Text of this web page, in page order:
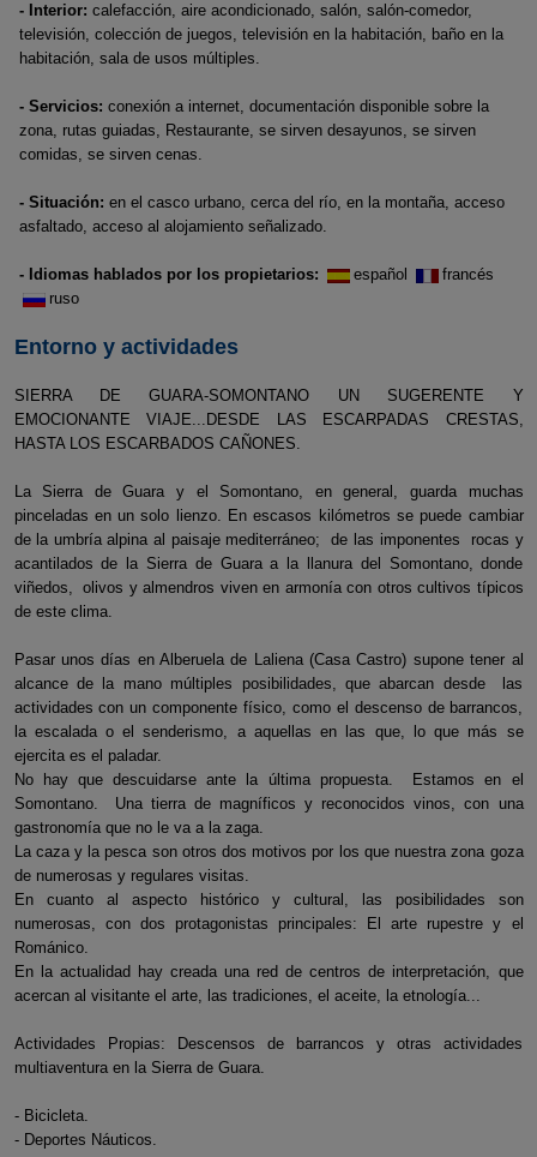
- Interior: calefacción, aire acondicionado, salón, salón-comedor,
televisión, colección de juegos, televisión en la habitación, baño en la
habitación, sala de usos múltiples.
- Servicios: conexión a internet, documentación disponible sobre la
zona, rutas guiadas, Restaurante, se sirven desayunos, se sirven
comidas, se sirven cenas.
- Situación: en el casco urbano, cerca del río, en la montaña, acceso
asfaltado, acceso al alojamiento señalizado.
- Idiomas hablados por los propietarios: español
francés
ruso
Entorno y actividades
SIERRA DE GUARA-SOMONTANO UN SUGERENTE Y
EMOCIONANTE VIAJE...DESDE LAS ESCARPADAS CRESTAS,
HASTA LOS ESCARBADOS CAÑONES.
La Sierra de Guara y el Somontano, en general, guarda muchas
pinceladas en un solo lienzo. En escasos kilómetros se puede cambiar
de la umbría alpina al paisaje mediterráneo; de las imponentes rocas y
acantilados de la Sierra de Guara a la llanura del Somontano, donde
viñedos, olivos y almendros viven en armonía con otros cultivos típicos
de este clima.
Pasar unos días en Alberuela de Laliena (Casa Castro) supone tener al
alcance de la mano múltiples posibilidades, que abarcan desde las
actividades con un componente físico, como el descenso de barrancos,
la escalada o el senderismo, a aquellas en las que, lo que más se
ejercita es el paladar.
No hay que descuidarse ante la última propuesta. Estamos en el
Somontano. Una tierra de magníficos y reconocidos vinos, con una
gastronomía que no le va a la zaga.
La caza y la pesca son otros dos motivos por los que nuestra zona goza
de numerosas y regulares visitas.
En cuanto al aspecto histórico y cultural, las posibilidades son
numerosas, con dos protagonistas principales: El arte rupestre y el
Románico.
En la actualidad hay creada una red de centros de interpretación, que
acercan al visitante el arte, las tradiciones, el aceite, la etnología...
Actividades Propias: Descensos de barrancos y otras actividades
multiaventura en la Sierra de Guara.
- Bicicleta.
- Deportes Náuticos.